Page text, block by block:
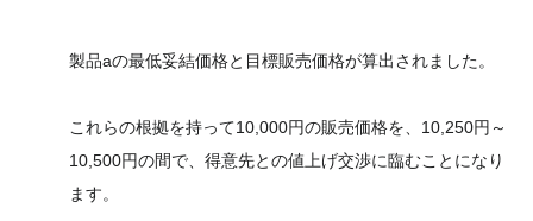
製品aの最低妥結価格と目標販売価格が算出されました。
これらの根拠を持って10,000円の販売価格を、10,250円～
10,500円の間で、得意先との値上げ交渉に臨むことになり
ます。